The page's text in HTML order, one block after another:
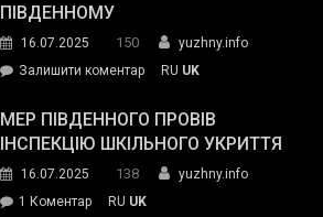
силових
та
органів:
«Наш
спільний
ПІВДЕННОМУ
16.07.2025 150
yuzhny.info
Залишити коментарon
ДСНС
власноруч
пожежу
у
RU UK
МЕР ПІВДЕННОГО ПРОВІВ
ІНСПЕКЦІЮ ШКІЛЬНОГО УКРИТТЯ
16.07.2025 138
yuzhny.info
1 Коментардо RU UK